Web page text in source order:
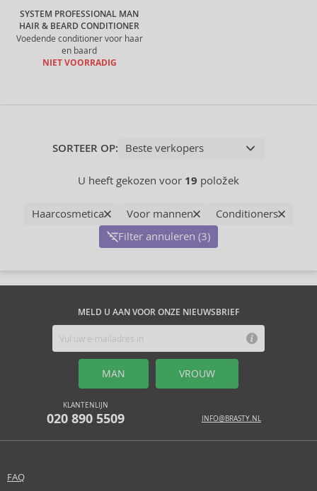
SYSTEM PROFESSIONAL MAN
HAIR & BEARD CONDITIONER
Voedende conditioner voor haar
en baard
NIET VOORRADIG
SORTEER OP:
U heeft gekozen voor 19 položek
Haarcosmetica Voor mannen
Conditioners
Filter annuleren (3)
MELD U AAN VOOR ONZE NIEUWSBRIEF
MAN VROUW
KLANTENLIJN
020 890 5509 INFO@BRASTY.NL
FAQ